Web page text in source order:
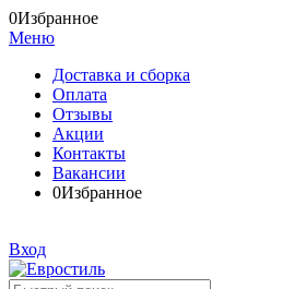
0Избранное
Меню
Доставка и сборка
Оплата
Отзывы
Акции
Контакты
Вакансии
0Избранное
Вход